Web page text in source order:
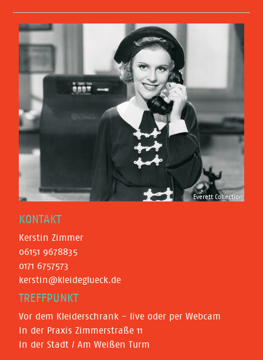
Everett Collection
KONTAKT
Kerstin Zimmer
06151 9678835
0171 6757573
kerstin@kleideglueck.de
TREFFPUNKT
Vor dem Kleiderschrank - live oder per Webcam
In der Praxis Zimmerstraße 11
In der Stadt / Am Weißen Turm